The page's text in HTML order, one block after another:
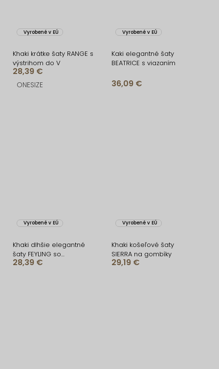
Vyrobené v EÚ
Khaki krátke šaty RANGE s
výstrihom do V
28,39 €
ONESIZE
Vyrobené v EÚ
Kaki elegantné šaty
BEATRICE s viazaním
36,09 €
Vyrobené v EÚ
Khaki dlhšie elegantné
šaty FEYLING so
zaväzovaním
28,39 €
Vyrobené v EÚ
Khaki košeľové šaty
SIERRA na gombíky
29,19 €